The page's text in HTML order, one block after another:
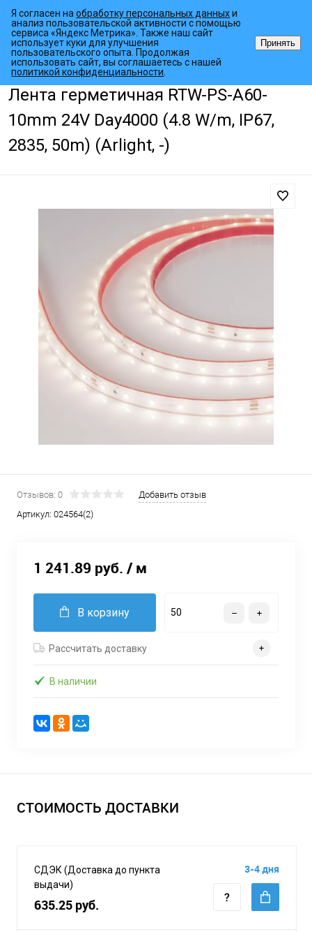
Главная страница • Каталог товаров • Светодиодные ленты
Лента герметичная RTW-PS-A60-
10mm 24V Day4000 (4.8 W/m, IP67,
2835, 50m) (Arlight, -)
Отзывов: 0
Добавить отзыв
Артикул: 024564(2)
1 241.89 руб. / м
В корзину
Рассчитать доставку
В наличии
СТОИМОСТЬ ДОСТАВКИ
СДЭК (Доставка до пункта
выдачи)
635.25 руб.
3-4 дня
Я согласен наобработку персональных данныхи
анализ пользовательской активности с помощью
сервиса «Яндекс Метрика». Также наш сайт
использует куки для улучшения
пользовательского опыта. Продолжая
использовать сайт, вы соглашаетесь с нашей
политикой конфиденциальности
Принять